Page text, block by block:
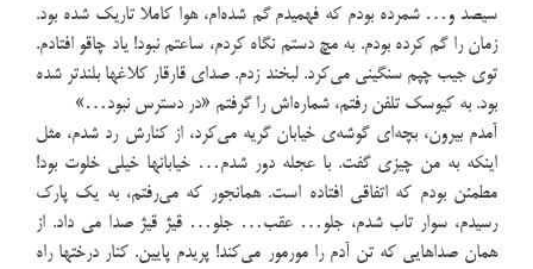
سیصد و… شمرده بودم که فهمیدم گم شده‌ام، هوا کاملا تاریک شده بود.
زمان را گم کرده بودم. به مچ دستم نگاه کردم، ساعتم نبود! یاد چاقو افتادم.
توی جیب چپم سنگینی می‌کرد. لبخند زدم. صدای قارقار کلاغها بلندتر شده
بود. به کیوسک تلفن رفتم، شماره‌اش را گرفتم «در دسترس نبود…»
آمدم بیرون، بچه‌ای گوشه‌ی خیابان گریه می‌کرد، از کنارش رد شدم، مثل
اینکه به من چیزی گفت. با عجله دور شدم… خیابانها خیلی خلوت بود!
مطمئن بودم که اتفاقی افتاده است. همانجور که می‌رفتم، به یک پارک
رسیدم، سوار تاب شدم، جلو… عقب… جلو… قیژ قیژ صدا می داد. از
همان صداهایی که تن آدم را مورمور می‌کند! پریدم پایین. کنار درختها راه